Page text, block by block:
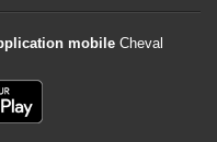
mobile Cheval